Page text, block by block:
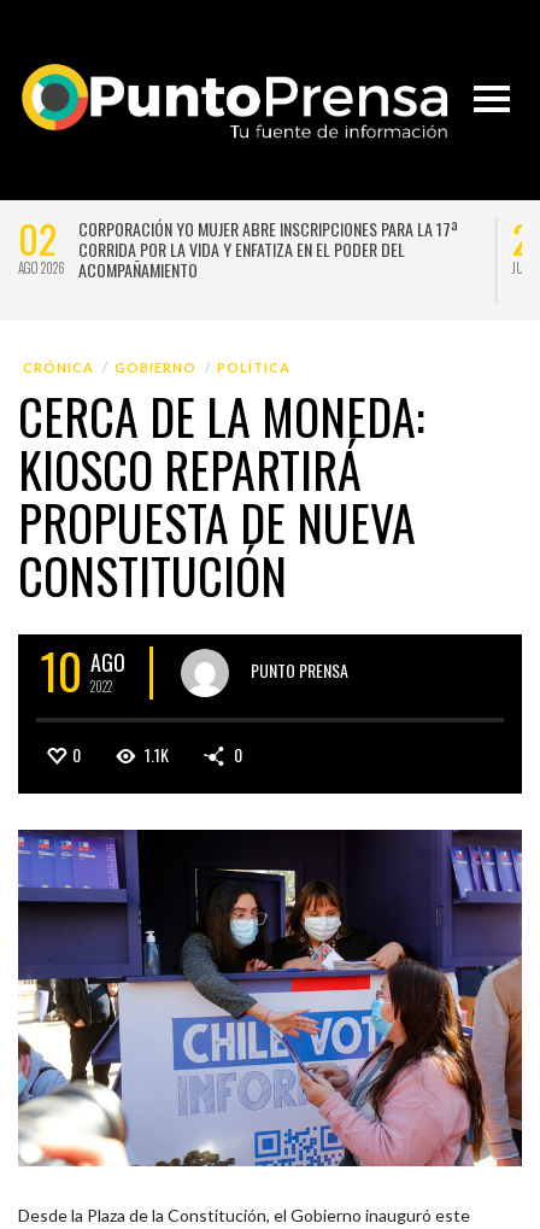
02
AGO 2026
CORPORACIÓN YO MUJER ABRE INSCRIPCIONES PARA LA 17ª
CORRIDA POR LA VIDA Y ENFATIZA EN EL PODER DEL
ACOMPAÑAMIENTO
JUL
CRÓNICA GOBIERNO POLÍTICA
CERCA DE LA MONEDA:
KIOSCO REPARTIRÁ
PROPUESTA DE NUEVA
CONSTITUCIÓN
10 AGO
2022
PUNTO PRENSA
0 1.1K 0
Desde la Plaza de la Constitución, el Gobierno inauguró este